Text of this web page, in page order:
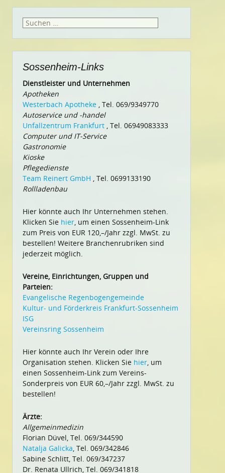
Suchen
Sossenheim-Links
Dienstleister und Unternehmen
Apotheken
Westerbach Apotheke , Tel. 069/9349770
Autoservice und -handel
Unfallzentrum Frankfurt , Tel. 06949083333
Computer und IT-Service
Gastronomie
Kioske
Pflegedienste
Team Reinert GmbH , Tel. 0699133190
Rollladenbau
Hier könnte auch Ihr Unternehmen stehen.
Klicken Sie hier, um einen Sossenheim-Link
zum Preis von EUR 120,–/Jahr zzgl. MwSt. zu
bestellen! Weitere Branchenrubriken sind
jederzeit möglich.
Vereine, Einrichtungen, Gruppen und
Parteien:
Evangelische Regenbogengemeinde
Kultur- und Förderkreis Frankfurt-Sossenheim
ISG
Vereinsring Sossenheim
Hier könnte auch Ihr Verein oder Ihre
Organisation stehen. Klicken Sie hier, um
einen Sossenheim-Link zum Vereins-
Sonderpreis von EUR 60,–/Jahr zzgl. MwSt. zu
bestellen!
Ärzte:
Allgemeinmedizin
Florian Düvel, Tel. 069/344590
Natalja Galicka, Tel. 069/342846
Sabine Schlitt, Tel. 069/347237
Dr. Renata Ullrich, Tel. 069/341818